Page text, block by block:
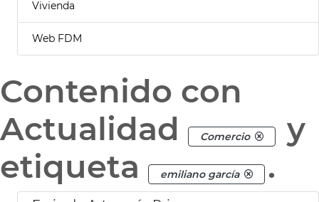
Vivienda
Web FDM
Contenido con
Actualidad
Comercio
y
etiqueta
emiliano garcía .